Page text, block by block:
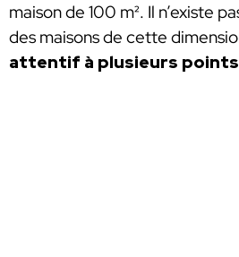
maison de 100 m². Il n’existe
des maisons de cette
attentif à plusieurs